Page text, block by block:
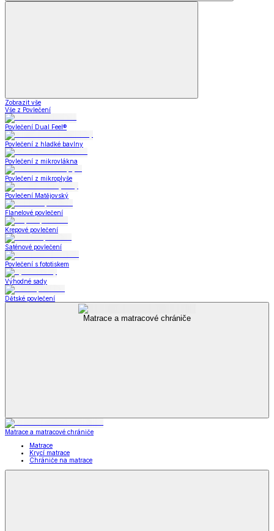
Zobrazit vše
Vše z Povlečení
Povlečení Dual Feel®
Povlečení z hladké bavlny
Povlečení z mikrovlákna
Povlečení z mikroplyše
Povlečení Matějovský
Flanelové povlečení
Krepové povlečení
Saténové povlečení
Povlečení s fototiskem
Výhodné sady
Dětské povlečení
Matrace a matracové chrániče
Matrace a matracové chrániče
Matrace
Krycí matrace
Chrániče na matrace